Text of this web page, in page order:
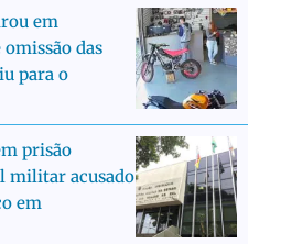
em
das
para o
prisão
militar acusado
em